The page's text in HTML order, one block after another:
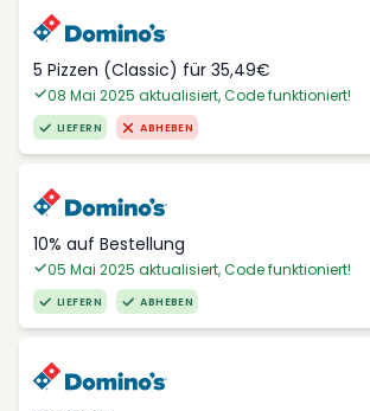
5 Pizzen (Classic) für 35,49€
08 Mai 2025 aktualisiert, Code funktioniert!
LIEFERN ABHEBEN
10% auf Bestellung
05 Mai 2025 aktualisiert, Code funktioniert!
LIEFERN ABHEBEN